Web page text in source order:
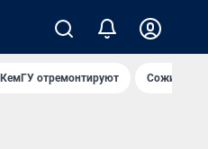
отремонтируют